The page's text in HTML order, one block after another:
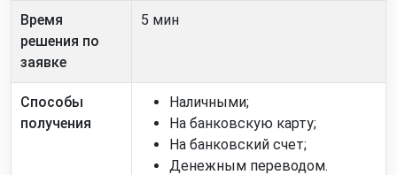
Время
решения по
заявке
5 мин
Способы
получения
Наличными;
На банковскую карту;
На банковский счет;
Денежным переводом.